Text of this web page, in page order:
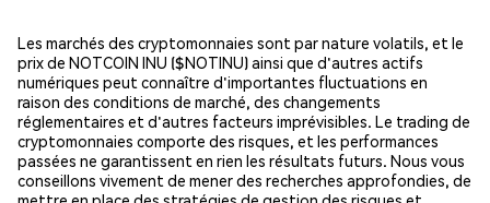
Les marchés des cryptomonnaies sont par nature volatils, et le
prix de NOTCOIN INU ($NOTINU) ainsi que d'autres actifs
numériques peut connaître d'importantes fluctuations en
raison des conditions de marché, des changements
réglementaires et d'autres facteurs imprévisibles. Le trading de
cryptomonnaies comporte des risques, et les performances
passées ne garantissent en rien les résultats futurs. Nous vous
conseillons vivement de mener des recherches approfondies, de